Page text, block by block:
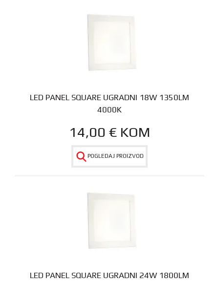
LED PANEL SQUARE UGRADNI 18W 1350LM
4000K
14,00 € KOM
POGLEDAJ PROIZVOD
LED PANEL SQUARE UGRADNI 24W 1800LM